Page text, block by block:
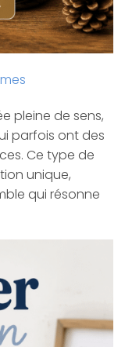
pleine de sens,
parfois ont des
Ce type de
unique,
qui résonne